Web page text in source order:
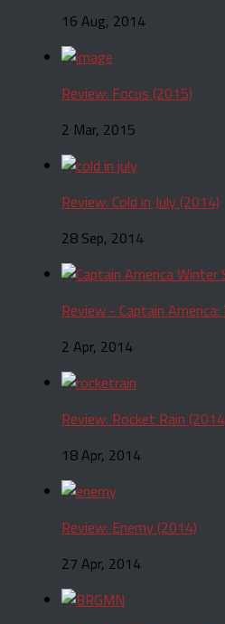
16 Aug, 2014
Review: Focus (2015)
2 Mar, 2015
Review: Cold in July (2014)
28 Sep, 2014
Review - Captain
2 Apr, 2014
Review: Rocket Rain
18 Apr, 2014
Review: Enemy (2014)
27 Apr, 2014